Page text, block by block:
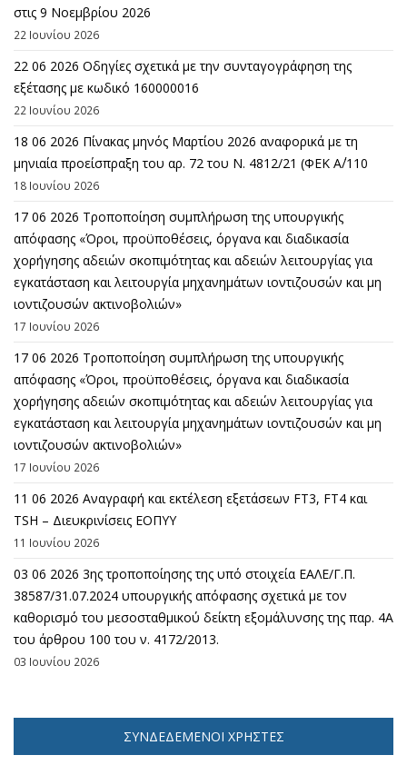
στις 9 Νοεμβρίου 2026
22 Ιουνίου 2026
22 06 2026 Οδηγίες σχετικά με την συνταγογράφηση της
εξέτασης με κωδικό 160000016
22 Ιουνίου 2026
18 06 2026 Πίνακας μηνός Μαρτίου 2026 αναφορικά με τη
μηνιαία προείσπραξη του αρ. 72 του Ν. 4812/21 (ΦΕΚ Α΄/110
18 Ιουνίου 2026
17 06 2026 Τροποποίηση συμπλήρωση της υπουργικής
απόφασης «Όροι, προϋποθέσεις, όργανα και διαδικασία
χορήγησης αδειών σκοπιμότητας και αδειών λειτουργίας για
εγκατάσταση και λειτουργία μηχανημάτων ιοντιζουσών και μη
ιοντιζουσών ακτινοβολιών»
17 Ιουνίου 2026
17 06 2026 Τροποποίηση συμπλήρωση της υπουργικής
απόφασης «Όροι, προϋποθέσεις, όργανα και διαδικασία
χορήγησης αδειών σκοπιμότητας και αδειών λειτουργίας για
εγκατάσταση και λειτουργία μηχανημάτων ιοντιζουσών και μη
ιοντιζουσών ακτινοβολιών»
17 Ιουνίου 2026
11 06 2026 Αναγραφή και εκτέλεση εξετάσεων FT3, FT4 και
TSH – Διευκρινίσεις ΕΟΠΥΥ
11 Ιουνίου 2026
03 06 2026 3ης τροποποίησης της υπό στοιχεία ΕΑΛΕ/Γ.Π.
38587/31.07.2024 υπουργικής απόφασης σχετικά με τον
καθορισμό του μεσοσταθμικού δείκτη εξομάλυνσης της παρ. 4Α
του άρθρου 100 του ν. 4172/2013.
03 Ιουνίου 2026
ΣΥΝΔΕΔΕΜΈΝΟΙ ΧΡΉΣΤΕΣ